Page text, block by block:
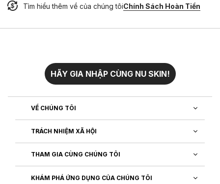
Tìm hiểu thêm về của chúng tôiChính Sách Hoàn Tiền
HÃY GIA NHẬP CÙNG NU SKIN!
VỀ CHÚNG TÔI
TRÁCH NHIỆM XÃ HỘI
THAM GIA CÙNG CHÚNG TÔI
KHÁM PHÁ ỨNG DỤNG CỦA CHÚNG TÔI